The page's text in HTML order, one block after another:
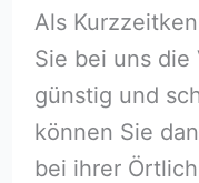
Als
Sie bei uns die
günstig und
können Sie
bei ihrer